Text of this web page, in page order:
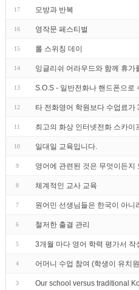
17 모방과 반복
16 영작문 페스티벌
15 롤 스위칭 데이
14 잉글리쉬 어라우드와 함께 휴가
13 S.O.S - 일반전화나 핸드폰으로
12 타 전화영어 학원보다 수업료
11 최고의 화상 인터넷전화 스카이
10 일대일 교육입니다.
9 영어에 관련된 것은 무엇이든
8 체계적인 교사 교육
7 원어민 선생님들은 한국이 아니
6 철저한 출결 관리
5 3개월 마다 영어 학력 평가서 작
4 어머니 수업 참여 (학생이 유치
3 Our school versus traditional